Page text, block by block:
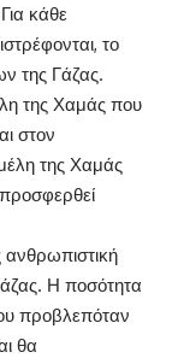
κάθε
το
της Γάζας.
της Χαμάς που
στον
της Χαμάς
Η ποσότητα
προβλεπόταν
θα